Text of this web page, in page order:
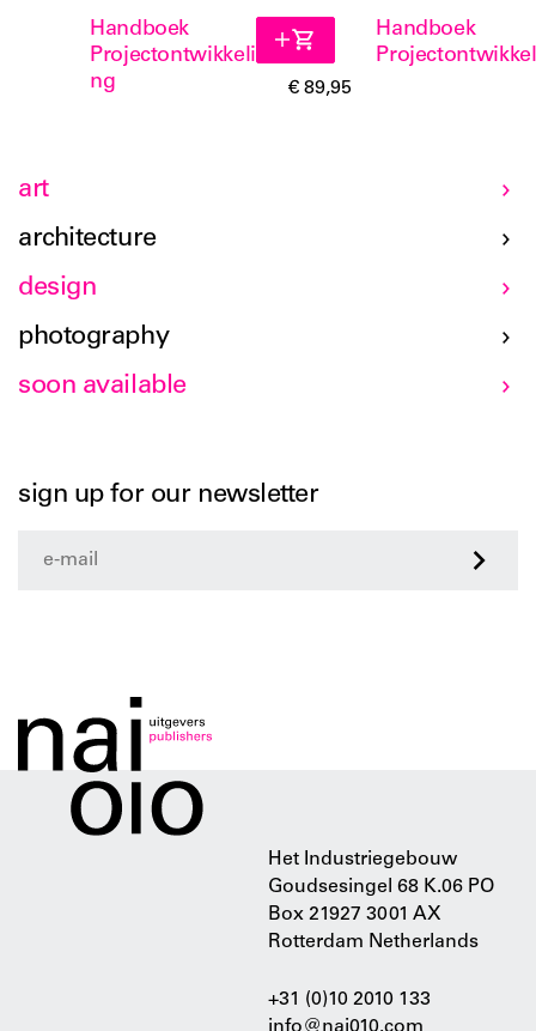
Handboek
Projectontwikkeli
ng
€ 89,95
Handboek
art
architecture
design
photography
soon available
sign up for our newsletter
Het Industriegebouw
Goudsesingel 68 K.06 PO
Box 21927 3001 AX
Rotterdam Netherlands
+31 (0)10 2010 133